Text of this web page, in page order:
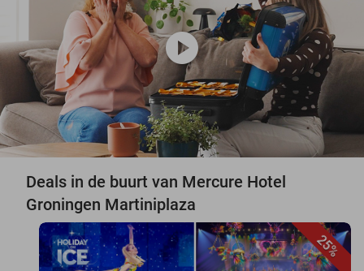
play_circle
Deals in de buurt van Mercure Hotel
Groningen Martiniplaza
25%